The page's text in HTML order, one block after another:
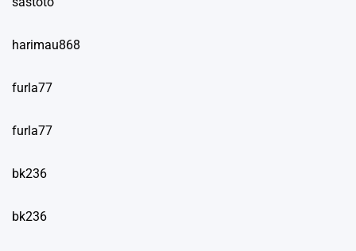
harimau868
furla77
furla77
bk236
bk236